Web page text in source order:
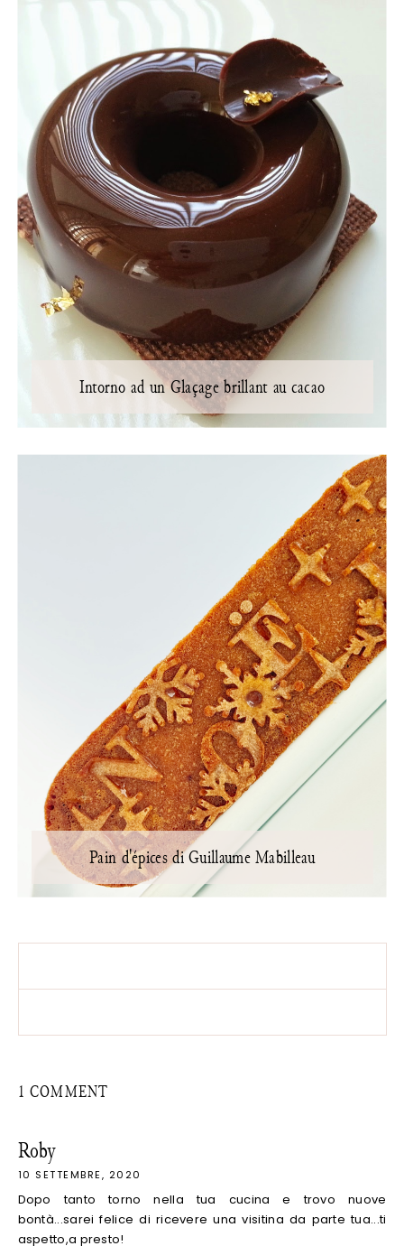
Intorno ad un Glaçage brillant au cacao
Pain d'épices di Guillaume Mabilleau
1 COMMENT
Roby
10 SETTEMBRE, 2020
Dopo tanto torno nella tua cucina e trovo nuove
bontà...sarei felice di ricevere una visitina da parte tua...ti
aspetto,a presto!